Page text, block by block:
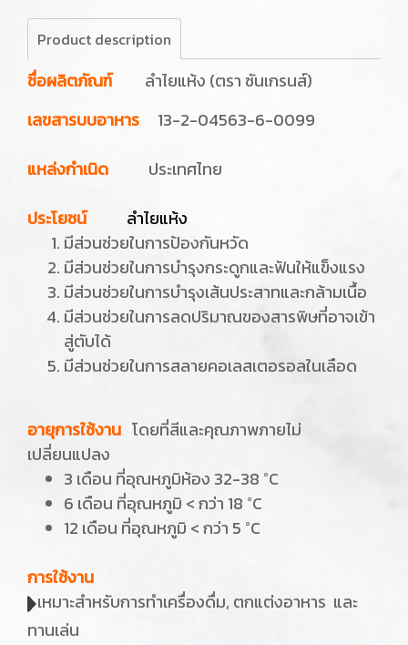
Product description
ชื่อผลิตภัณฑ์
ลำไยแห้ง (ตรา ซันเกรนส์)
เลขสารบบอาหาร 13-2-04563-6-0099
แหล่งกำเนิด
ประเทศไทย
ประโยชน์
ลำไยแห้ง
มีส่วนช่วยในการป้องกันหวัด
มีส่วนช่วยในการบำรุงกระดูกและฟันให้แข็งแรง
มีส่วนช่วยในการบำรุงเส้นประสาทและกล้ามเนื้อ
มีส่วนช่วยในการลดปริมาณของสารพิษที่อาจเข้า
สู่ตับได้
มีส่วนช่วยในการสลายคอเลสเตอรอลในเลือด
อายุการใช้งาน โดยที่สีและคุณภาพภายไม่
เปลี่ยนแปลง
3 เดือน ที่อุณหภูมิห้อง 32-38 °C
6 เดือน ที่อุณหภูมิ < กว่า 18 °C
12 เดือน ที่อุณหภูมิ < กว่า 5 °C
การใช้งาน
เหมาะสำหรับการทำเครื่องดื่ม, ตกแต่งอาหาร และ
ทานเล่น